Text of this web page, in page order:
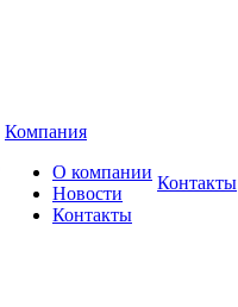
Компания
О компании
Новости
Контакты
Контакты